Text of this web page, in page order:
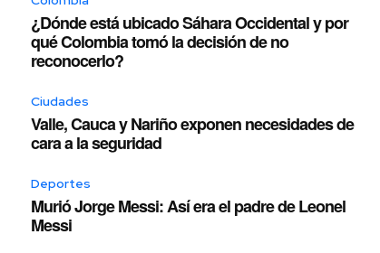
¿Dónde está ubicado Sáhara Occidental y por
qué Colombia tomó la decisión de no
reconocerlo?
Ciudades
Valle, Cauca y Nariño exponen necesidades de
cara a la seguridad
Deportes
Murió Jorge Messi: Así era el padre de Leonel
Messi